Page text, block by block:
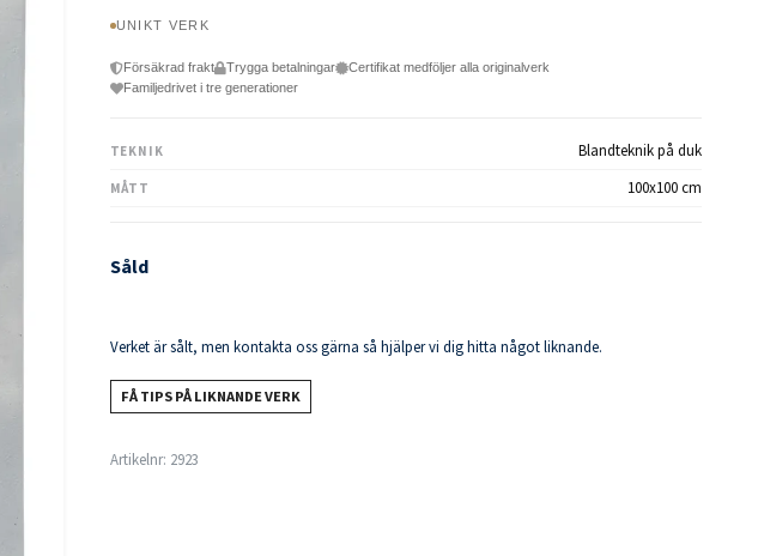
UNIKT VERK
Försäkrad frakt Trygga betalningar
Certifikat medföljer alla originalverk
Familjedrivet i tre generationer
TEKNIK Blandteknik på duk
MÅTT 100x100 cm
Såld
Verket är sålt, men kontakta oss gärna så hjälper vi dig hitta något liknande.
FÅ TIPS PÅ LIKNANDE VERK
Artikelnr: 2923